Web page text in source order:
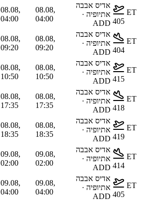
ET
405
אדיס אבבה
אתיופיה ·
ADD
08.08,
04:00
08.08,
04:00
ET
404
אדיס אבבה
אתיופיה ·
ADD
08.08,
09:20
08.08,
09:20
ET
415
אדיס אבבה
אתיופיה ·
ADD
08.08,
10:50
08.08,
10:50
ET
418
אדיס אבבה
אתיופיה ·
ADD
08.08,
17:35
08.08,
17:35
ET
419
אדיס אבבה
אתיופיה ·
ADD
08.08,
18:35
08.08,
18:35
ET
414
אדיס אבבה
אתיופיה ·
ADD
09.08,
02:00
09.08,
02:00
ET
405
אדיס אבבה
אתיופיה ·
ADD
09.08,
04:00
09.08,
04:00